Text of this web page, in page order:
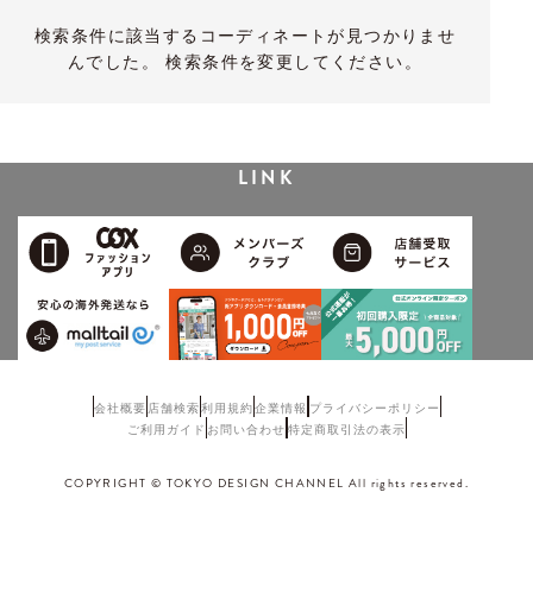
検索条件に該当するコーディネートが見つかりませ
んでした。 検索条件を変更してください。
LINK
会社概要 店舗検索利用規約企業情報 プライバシーポリシー
ご利用ガイド お問い合わせ 特定商取引法の表示
COPYRIGHT © TOKYO DESIGN CHANNEL All rights reserved.